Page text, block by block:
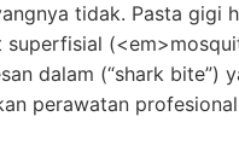
tidak. Pasta gigi
superfisial
dalam (“shark bite”)
perawatan